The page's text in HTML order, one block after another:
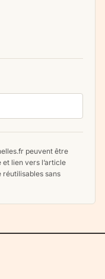
peuvent être
lien vers l’article
réutilisables sans